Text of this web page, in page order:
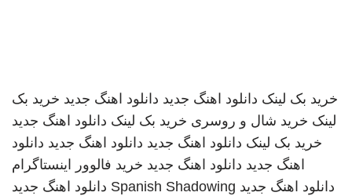
خرید بک لینک دانلود اهنگ جدید دانلود اهنگ جدید خرید بک
لینک خرید شال و روسری خرید بک لینک دانلود اهنگ جدید
خرید بک لینک دانلود اهنگ جدید دانلود اهنگ جدید دانلود
اهنگ جدید دانلود اهنگ جدید خرید فالوور اینستاگرام
دانلود اهنگ جدید Spanish Shadowing دانلود اهنگ جدید